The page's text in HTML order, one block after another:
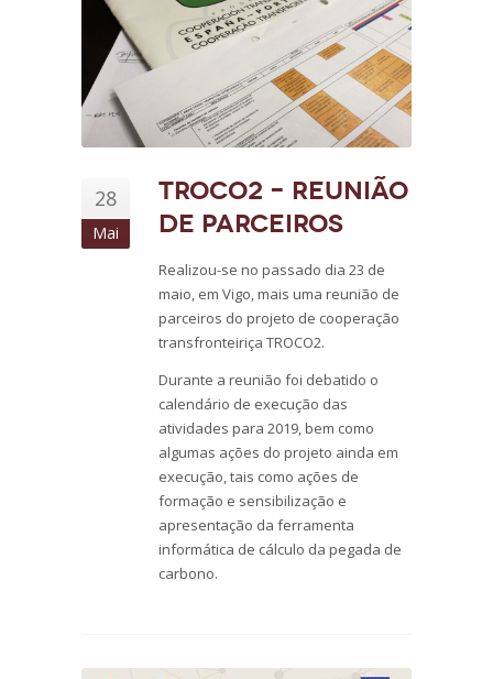
28
Mai
TROCO2 – Reunião
de Parceiros
Realizou-se no passado dia 23 de
maio, em Vigo, mais uma reunião de
parceiros do projeto de cooperação
transfronteiriça TROCO2.
Durante a reunião foi debatido o
calendário de execução das
atividades para 2019, bem como
algumas ações do projeto ainda em
execução, tais como ações de
formação e sensibilização e
apresentação da ferramenta
informática de cálculo da pegada de
carbono.